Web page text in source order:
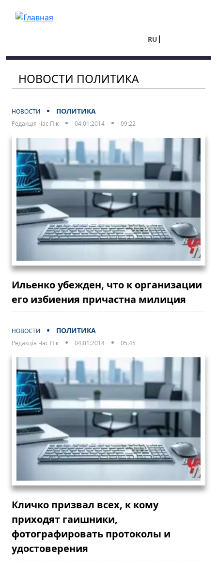
RU
НОВОСТИ ПОЛИТИКА
НОВОСТИ ПОЛИТИКА
Редакція Час Пік 04:01:2014 09:22
Ильенко убежден, что к организации
его избиения причастна милиция
НОВОСТИ ПОЛИТИКА
Редакція Час Пік 04:01:2014 05:45
Кличко призвал всех, к кому
приходят гаишники,
фотографировать протоколы и
удостоверения